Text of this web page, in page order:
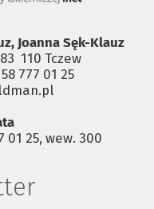
Joanna Sęk-Klauz
110 Tczew
777 01 25
01 25, wew. 300